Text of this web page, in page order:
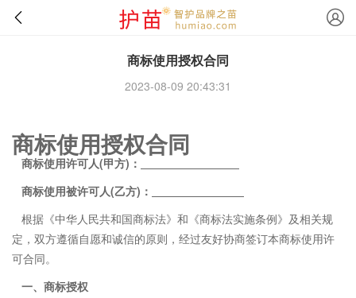
商标使用授权合同
2023-08-09 20:43:31
商标使用授权合同
商标使用许可人(甲方)：
商标使用被许可人(乙方)：
根据《中华人民共和国商标法》和《商标法实施条例》及相关规
定，双方遵循自愿和诚信的原则，经过友好协商签订本商标使用许
可合同。
一、商标授权